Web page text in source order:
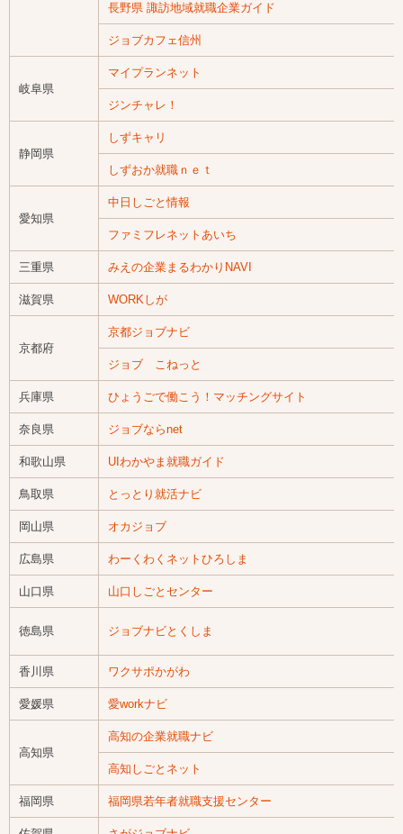
長野県 諏訪地域就職企業ガイド
ジョブカフェ信州
岐阜県
マイプランネット
ジンチャレ！
静岡県
しずキャリ
しずおか就職ｎｅｔ
愛知県
中日しごと情報
ファミフレネットあいち
三重県 みえの企業まるわかりNAVI
滋賀県 WORKしが
京都府
京都ジョブナビ
ジョブ こねっと
兵庫県 ひょうごで働こう！マッチングサイト
奈良県 ジョブならnet
和歌山県 UIわかやま就職ガイド
鳥取県 とっとり就活ナビ
岡山県 オカジョブ
広島県 わーくわくネットひろしま
山口県 山口しごとセンター
徳島県 ジョブナビとくしま
香川県 ワクサポかがわ
愛媛県 愛workナビ
高知県
高知の企業就職ナビ
高知しごとネット
福岡県 福岡県若年者就職支援センター